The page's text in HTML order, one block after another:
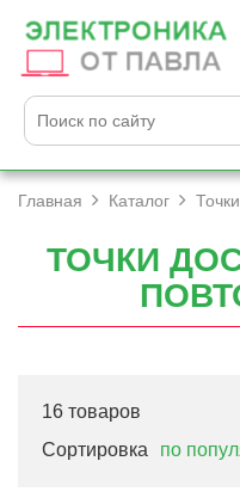
Главная Каталог
ТОЧКИ
16 товаров
Сортировка
по